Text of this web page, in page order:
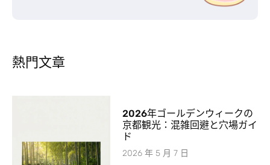
熱門文章
2026年ゴールデンウィークの
京都観光：混雑回避と穴場ガイ
ド
2026 年 5 月 7 日